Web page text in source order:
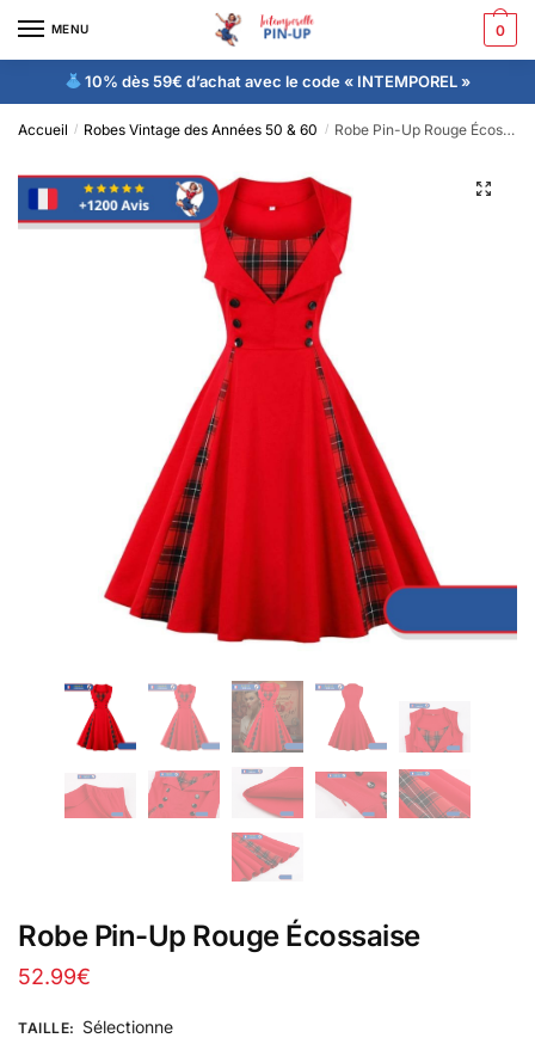
MENU 0
10% dès 59€ d’achat avec le code « INTEMPOREL »
Accueil / Robes Vintage des Années 50 & 60 / Robe Pin-Up Rouge Écossaise
Robe Pin-Up Rouge Écossaise
52.99€
TAILLE: Sélectionne